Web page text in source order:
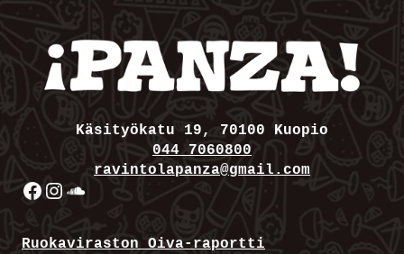
Käsityökatu 19, 70100 Kuopio
044 7060800
ravintolapanza@gmail.com
Facebook
Instagram
SoundCloud
Ruokaviraston Oiva-raportti